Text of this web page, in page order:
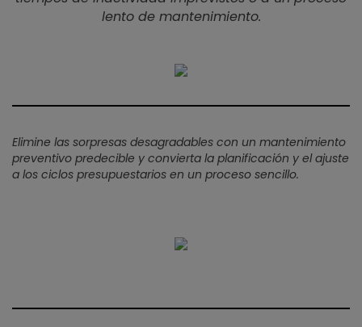
lento de mantenimiento.
Elimine las sorpresas desagradables con un mantenimiento
preventivo predecible y convierta la planificación y el ajuste
a los ciclos presupuestarios en un proceso sencillo.